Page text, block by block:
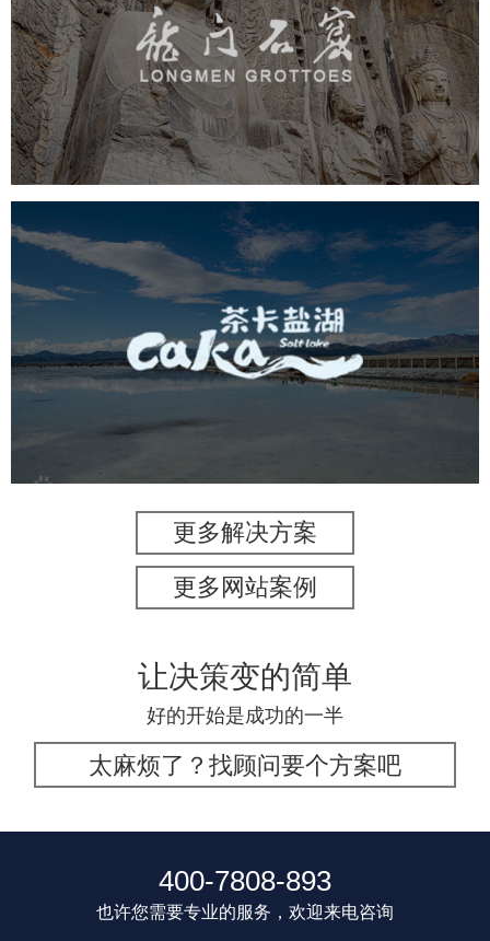
旅游休闲 景区网站建设 品牌官网 网页设计
茶卡盐湖
更多解决方案
更多网站案例
让决策变的简单
好的开始是成功的一半
太麻烦了？找顾问要个方案吧
400-7808-893
也许您需要专业的服务，欢迎来电咨询